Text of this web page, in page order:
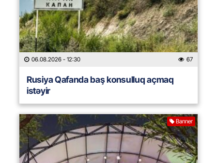
06.08.2026 - 12:30 67
Rusiya Qafanda baş konsulluq açmaq
istəyir
Banner